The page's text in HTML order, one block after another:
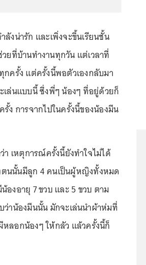
งน่ารัก และเพิ่งจะขึ้นเรียนชั้น
ที่บ้านทำงานทุกวัน แต่เวลาที่
ครั้ง แต่ครั้งนี้พอตัวเองกลับมา
ล่นแบบนี้ ซึ่งพี่ๆ น้องๆ ที่อยู่ด้วยก็
ง การจากไปในครั้งนี้ของน้องมีน
เหตุการณ์ครั้งนี้ยังทำใจไม่ได้
ตนนั้นมีลูก 4 คนเป็นผู้หญิงทั้งหมด
องอายุ 7 ขวบ และ 5 ขวบ ตาม
าน้องมีนนั้น มักจะเล่นนำผ้าห่มที่
ลอกน้องๆ ให้กลัว แล้วครั้งนี้ก็